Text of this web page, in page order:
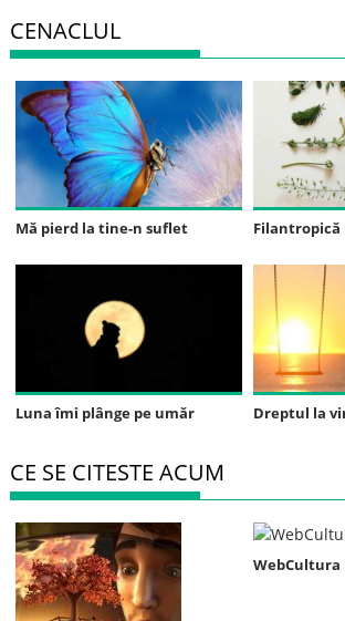
CENACLUL
Mă pierd la tine-n suflet Filantropică
Luna îmi plânge pe umăr Dreptul la
CE SE CITESTE ACUM
WebCultura